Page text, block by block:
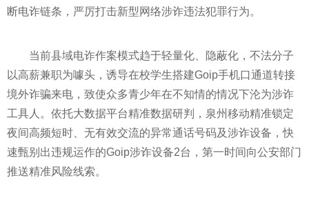
断电诈链条，严厉打击新型网络涉诈违法犯罪行为。
当前县域电诈作案模式趋于轻量化、隐蔽化，不法分子
以高薪兼职为噱头，诱导在校学生搭建Goip手机口通道转接
境外诈骗来电，致使众多青少年在不知情的情况下沦为涉诈
工具人。依托大数据平台精准数据研判，泉州移动精准锁定
夜间高频短时、无有效交流的异常通话号码及涉诈设备，快
速甄别出违规运作的Goip涉诈设备2台，第一时间向公安部门
推送精准风险线索。